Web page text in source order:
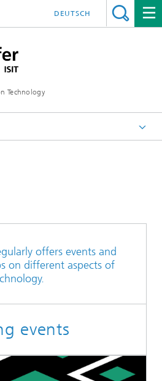
Technology
DEUTSCH
offers events and
on different aspects of
events